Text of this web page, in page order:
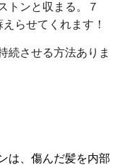
トンと収まる。７
らせてくれます！
続させる方法ありま
、傷んだ髪を内部